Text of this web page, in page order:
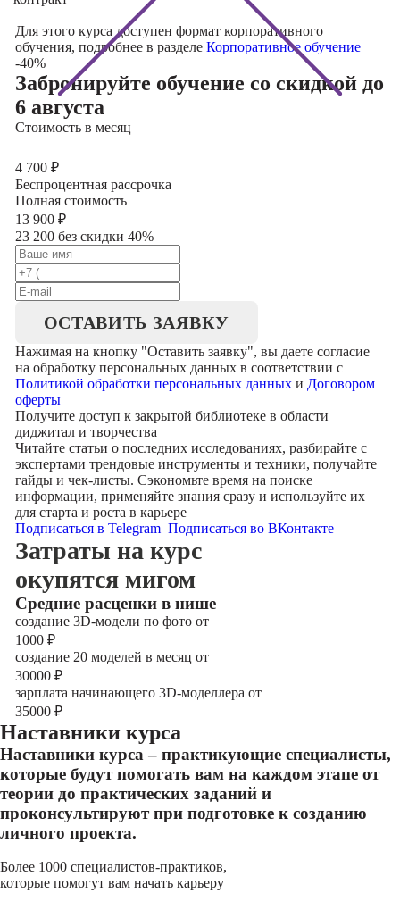
Для этого курса доступен формат корпоративного
обучения, подробнее в разделе Корпоративное обучение
-40%
Забронируйте обучение со скидкой до
6 августа
Стоимость в месяц
4 700 ₽
Беспроцентная рассрочка
Полная стоимость
13 900 ₽
23 200 без скидки 40%
ОСТАВИТЬ ЗАЯВКУ
Нажимая на кнопку "Оставить заявку", вы даете согласие
на обработку персональных данных в соответствии с
Политикой обработки персональных данныхи Договором
оферты
Получите доступ к закрытой библиотекев области
диджитал и творчества
Читайте статьи о последних исследованиях, разбирайте с
экспертами трендовые инструменты и техники, получайте
гайды и чек-листы. Сэкономьте время на поиске
информации, применяйте знания сразу и используйте их
для старта и роста в карьере
Подписаться в Telegram Подписаться во ВКонтакте
Затраты на курс
окупятся мигом
Cредние расценки в нише
создание 3D-модели по фото от
1000 ₽
создание 20 моделей в месяц от
30000 ₽
зарплата начинающего 3D-моделлера от
35000 ₽
Наставники курса
Наставники курса – практикующие специалисты,
которые будут помогать вам на каждом этапе от
теории до практических заданий и
проконсультируют при подготовке к созданию
личного проекта.
Более 1000 специалистов-практиков,
которые помогут вам начать карьеру